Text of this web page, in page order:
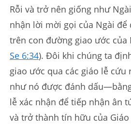
Rỗi và trở nên giống như
nhận lời mời gọi của Ngài để
trên con đường giao ước của
Se 6:34). Đôi khi chúng ta
giao ước qua các giáo lễ cứu
như nó được đánh
lễ xác nhận để tiếp nhận ân
và trở thành tín hữu của Giáo